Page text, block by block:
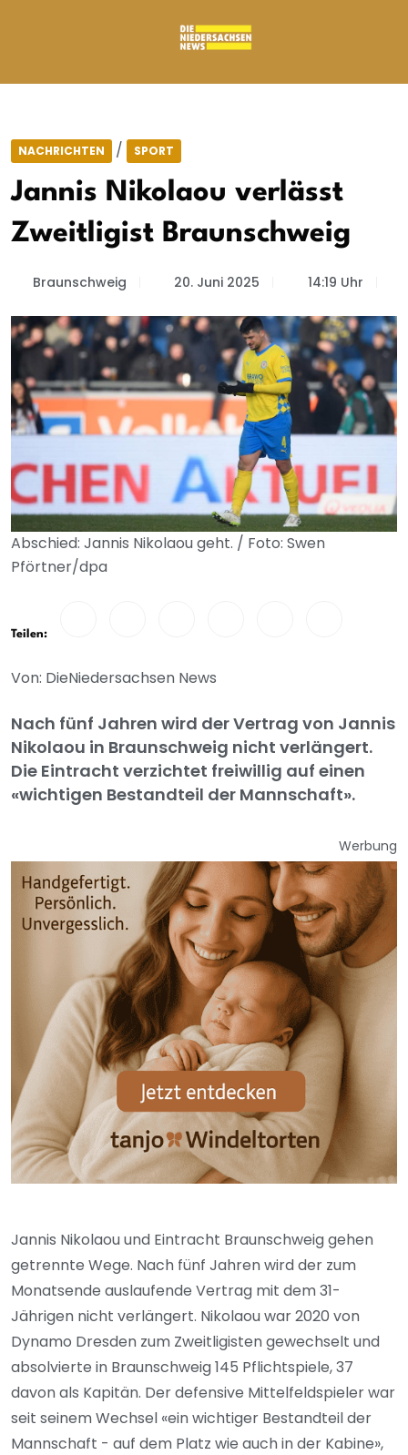
NACHRICHTEN / SPORT
Jannis Nikolaou verlässt
Zweitligist Braunschweig
Braunschweig 20. Juni 2025 14:19 Uhr
Abschied: Jannis Nikolaou geht. / Foto: Swen
Pförtner/dpa
Teilen:
Von: DieNiedersachsen News
Nach fünf Jahren wird der Vertrag von Jannis
Nikolaou in Braunschweig nicht verlängert.
Die Eintracht verzichtet freiwillig auf einen
«wichtigen Bestandteil der Mannschaft».
Werbung
Jannis Nikolaou und Eintracht Braunschweig gehen
getrennte Wege. Nach fünf Jahren wird der zum
Monatsende auslaufende Vertrag mit dem 31-
Jährigen nicht verlängert. Nikolaou war 2020 von
Dynamo Dresden zum Zweitligisten gewechselt und
absolvierte in Braunschweig 145 Pflichtspiele, 37
davon als Kapitän. Der defensive Mittelfeldspieler war
seit seinem Wechsel «ein wichtiger Bestandteil der
Mannschaft - auf dem Platz wie auch in der Kabine»,